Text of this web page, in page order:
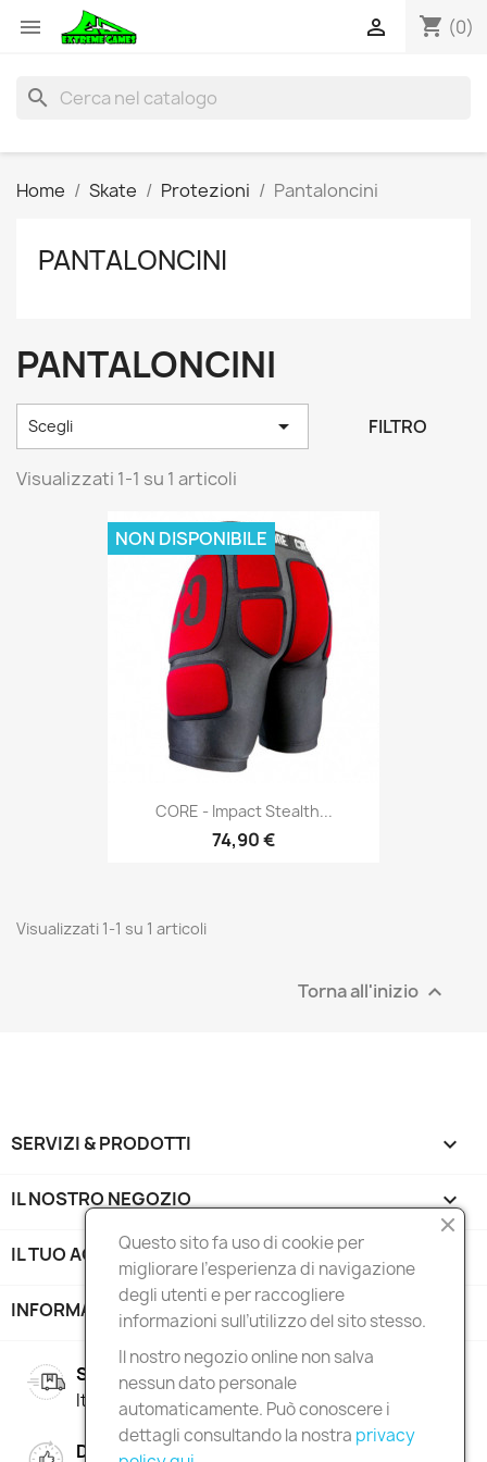
 shopping_cart (0)

search
Home Skate Protezioni Pantaloncini
PANTALONCINI
PANTALONCINI
Scegli  FILTRO
Visualizzati 1-1 su 1 articoli
CORE - Impact Stealth...
74,90 €
NON DISPONIBILE
Visualizzati 1-1 su 1 articoli
Torna all'inizio 
SERVIZI & PRODOTTI 
IL NOSTRO NEGOZIO 
IL TUO ACCOUNT
INFORMAZIONI NEGOZIO
SPEDIZIONE GRATUITA
Italia oltre i 100€ | Europa oltre i 150€
DIRITTO DI RESO
Questo sito fa uso di cookie per
migliorare l’esperienza di navigazione
degli utenti e per raccogliere
informazioni sull’utilizzo del sito stesso.
Il nostro negozio online non salva
nessun dato personale
automaticamente. Può conoscere i
dettagli consultando la nostra privacy